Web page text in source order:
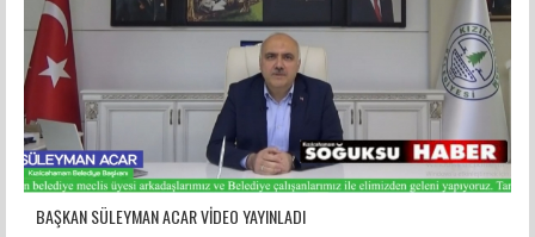
BAŞKAN SÜLEYMAN ACAR VİDEO YAYINLADI